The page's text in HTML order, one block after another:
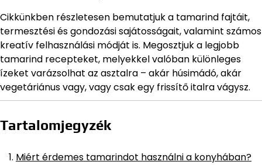
Cikkünkben részletesen bemutatjuk a tamarind fajtáit,
termesztési és gondozási sajátosságait, valamint számos
kreatív felhasználási módját is. Megosztjuk a legjobb
tamarind recepteket, melyekkel valóban különleges
ízeket varázsolhat az asztalra – akár húsimádó, akár
vegetáriánus vagy, vagy csak egy frissítő italra vágysz.
Tartalomjegyzék
Miért érdemes tamarindot használni a konyhában?